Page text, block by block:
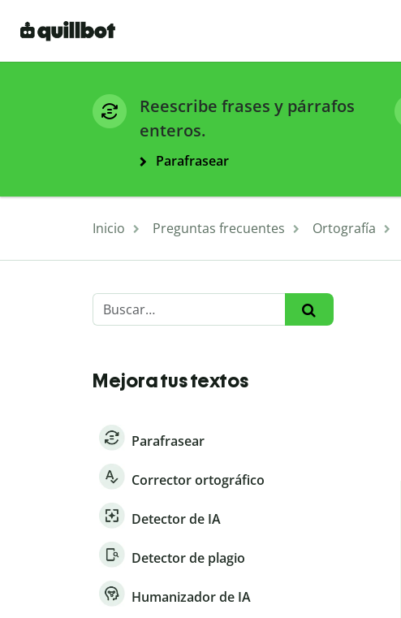
Reescribe frases y párrafos
enteros.
Parafrasear
Inicio Preguntas frecuentes Ortografía
Mejora tus textos
Parafrasear
Corrector ortográfico
Detector de IA
Detector de plagio
Humanizador de IA